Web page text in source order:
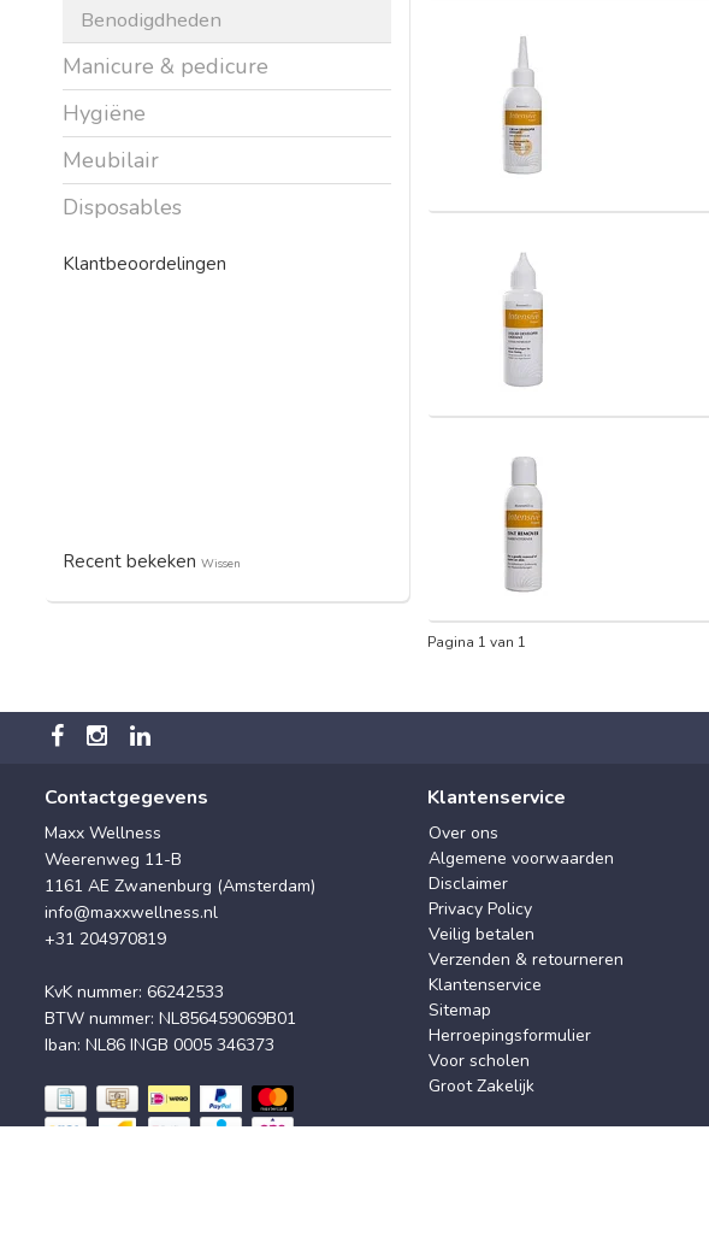
Benodigdheden
Manicure & pedicure
Hygiëne
Meubilair
Disposables
Klantbeoordelingen
Recent bekeken Wissen
Pagina 1 van 1
Contactgegevens
Maxx Wellness
Weerenweg 11-B
1161 AE Zwanenburg (Amsterdam)
info@maxxwellness.nl
+31 204970819
KvK nummer: 66242533
BTW nummer: NL856459069B01
Iban: NL86 INGB 0005 346373
Klantenservice
Over ons
Algemene voorwaarden
Disclaimer
Privacy Policy
Veilig betalen
Verzenden & retourneren
Klantenservice
Sitemap
Herroepingsformulier
Voor scholen
Groot Zakelijk